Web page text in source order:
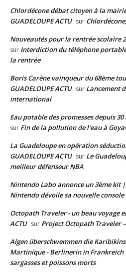
Chlordécone débat citoyen à la
GUADELOUPE ACTU sur
Nouveautés pour la rentrée scolaire
sur Interdiction du téléphone
la rentrée
Boris Carène vainqueur du 68ème
GUADELOUPE ACTU sur Lancement
international
Eau potable des promesses depuis 30
sur Fin de la pollution de l’eau à
La Guadeloupe en opération
GUADELOUPE ACTU sur Le
meilleur défenseur NBA
Nintendo Labo annonce un 3ème kit |
Nintendo dévoile sa nouvelle
Octopath Traveler - un beau voyage
ACTU sur Project Octopath Traveler
Algen überschwemmen die
Martinique - Berlinerin in Frankreich
sargasses et poissons morts